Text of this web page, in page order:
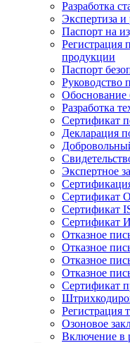
Разработка
Экспертиза и
Паспорт на
Регистрация
продукции
Паспорт
Руководство
Обоснование
Разработка
Сертификат
Декларация
Экспертное
Сертификат
Сертификат
Сертификат
Отказное
Отказное
Отказное
Отказное
Сертификат
Регистрация
Озоновое
Включение в